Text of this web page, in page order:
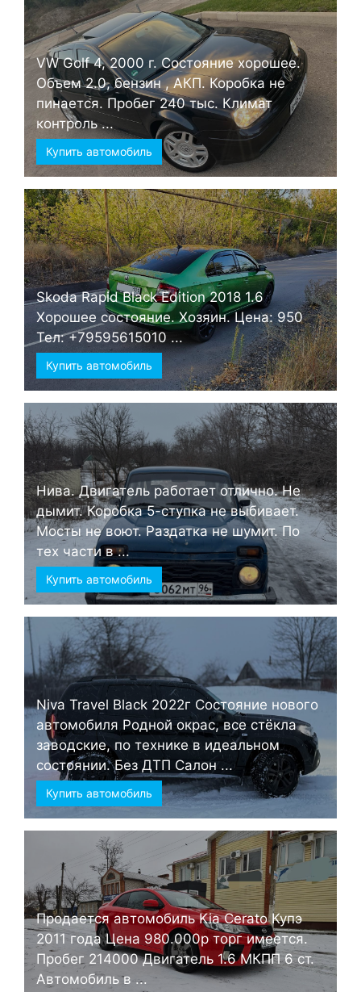
VW Golf 4, 2000 г. Состояние хорошее.
Объем 2.0, бензин , АКП. Коробка не
пинается. Пробег 240 тыс. Климат
контроль ...
Купить автомобиль
Skoda Rapid Black Edition 2018 1.6
Хорошее состояние. Хозяин. Цена: 950
Тел: +79595615010 ...
Купить автомобиль
Нива. Двигатель работает отлично. Не
дымит. Коробка 5-ступка не выбивает.
Мосты не воют. Раздатка не шумит. По
тех части в ...
Купить автомобиль
Niva Travel Black 2022г Состояние нового
автомобиля Родной окрас, все стёкла
заводские, по технике в идеальном
состоянии. Без ДТП Салон ...
Купить автомобиль
Продается автомобиль Kia Cerato Купэ
2011 года Цена 980.000р торг имеется.
Пробег 214000 Двигатель 1.6 МКПП 6 ст.
Автомобиль в ...